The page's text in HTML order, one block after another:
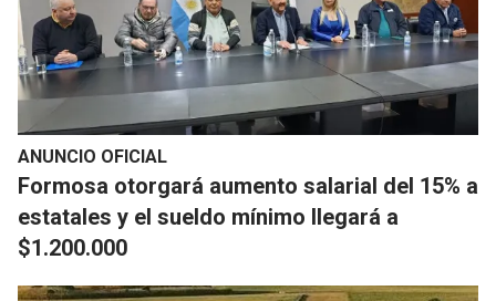
ANUNCIO OFICIAL
Formosa otorgará aumento salarial del 15% a
estatales y el sueldo mínimo llegará a
$1.200.000